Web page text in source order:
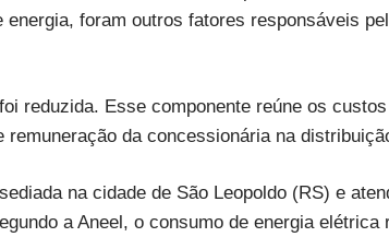
foram outros fatores responsáveis
reduzida. Esse componente reúne os
da concessionária na
na cidade de São Leopoldo (RS) e
a Aneel, o consumo de energia elétrica